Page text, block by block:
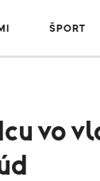
ŠPORT
vo